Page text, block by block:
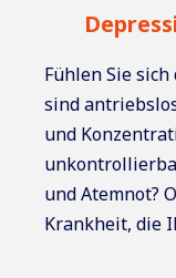
Fühlen Sie
sind
und
und Atemnot?
Krankheit, die